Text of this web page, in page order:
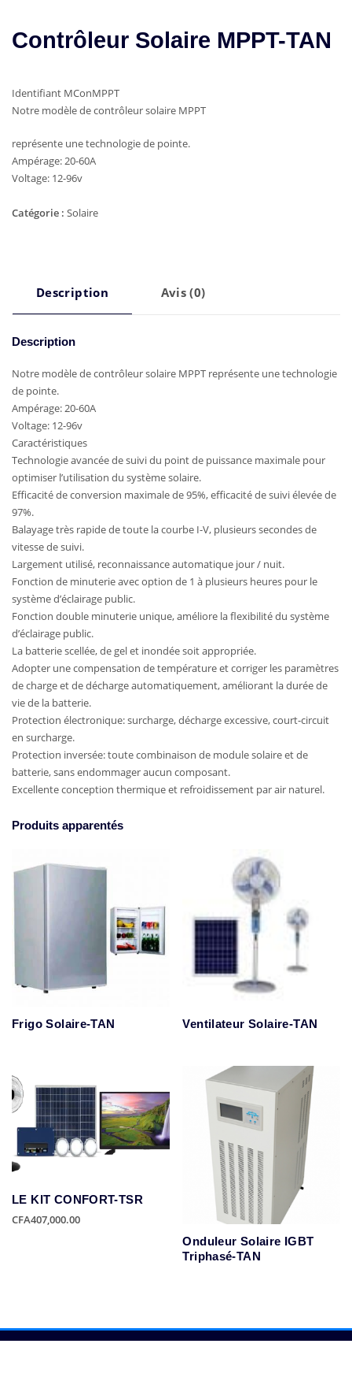
Contrôleur Solaire MPPT-TAN
Identifiant MConMPPT
Notre modèle de contrôleur solaire MPPT
représente une technologie de pointe.
Ampérage: 20-60A
Voltage: 12-96v
Catégorie : Solaire
Description Avis (0)
Description
Notre modèle de contrôleur solaire MPPT représente une technologie
de pointe.
Ampérage: 20-60A
Voltage: 12-96v
Caractéristiques
Technologie avancée de suivi du point de puissance maximale pour
optimiser l’utilisation du système solaire.
Efficacité de conversion maximale de 95%, efficacité de suivi élevée de
97%.
Balayage très rapide de toute la courbe I-V, plusieurs secondes de
vitesse de suivi.
Largement utilisé, reconnaissance automatique jour / nuit.
Fonction de minuterie avec option de 1 à plusieurs heures pour le
système d’éclairage public.
Fonction double minuterie unique, améliore la flexibilité du système
d’éclairage public.
La batterie scellée, de gel et inondée soit appropriée.
Adopter une compensation de température et corriger les paramètres
de charge et de décharge automatiquement, améliorant la durée de
vie de la batterie.
Protection électronique: surcharge, décharge excessive, court-circuit
en surcharge.
Protection inversée: toute combinaison de module solaire et de
batterie, sans endommager aucun composant.
Excellente conception thermique et refroidissement par air naturel.
Produits apparentés
Frigo Solaire-TAN Ventilateur Solaire-TAN
LE KIT CONFORT-TSR
CFA407,000.00
Onduleur Solaire IGBT
Triphasé-TAN